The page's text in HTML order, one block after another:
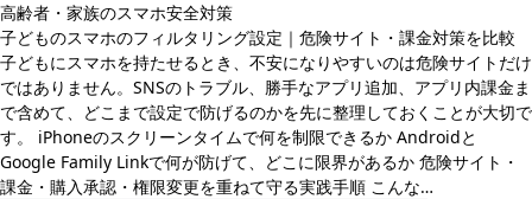
高齢者・家族のスマホ安全対策
子どものスマホのフィルタリング設定｜危険サイト・課金対策を比較
子どもにスマホを持たせるとき、不安になりやすいのは危険サイトだけ
ではありません。SNSのトラブル、勝手なアプリ追加、アプリ内課金ま
で含めて、どこまで設定で防げるのかを先に整理しておくことが大切で
す。 iPhoneのスクリーンタイムで何を制限できるか Androidと
Google Family Linkで何が防げて、どこに限界があるか 危険サイト・
課金・購入承認・権限変更を重ねて守る実践手順 こんな…